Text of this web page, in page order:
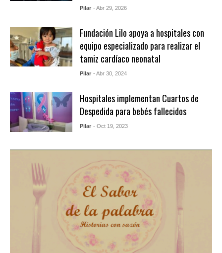
Pilar - Abr 29, 2026
Fundación Lilo apoya a hospitales con
equipo especializado para realizar el
tamiz cardíaco neonatal
Pilar - Abr 30, 2024
Hospitales implementan Cuartos de
Despedida para bebés fallecidos
Pilar - Oct 19, 2023